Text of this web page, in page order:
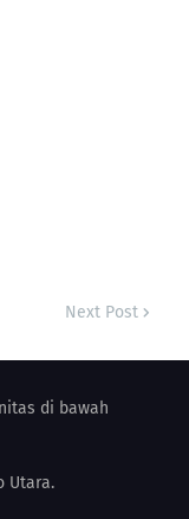
Next Post
di bawah
Utara.